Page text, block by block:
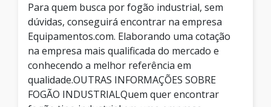
Para quem busca por fogão industrial, sem
dúvidas, conseguirá encontrar na empresa
Equipamentos.com. Elaborando uma cotação
na empresa mais qualificada do mercado e
conhecendo a melhor referência em
qualidade.OUTRAS INFORMAÇÕES SOBRE
FOGÃO INDUSTRIALQuem quer encontrar